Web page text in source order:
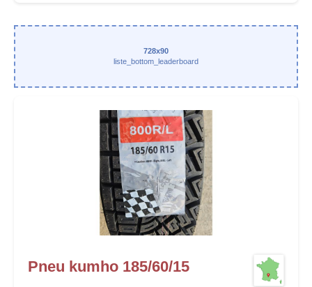
728x90
liste_bottom_leaderboard
Pneu kumho 185/60/15